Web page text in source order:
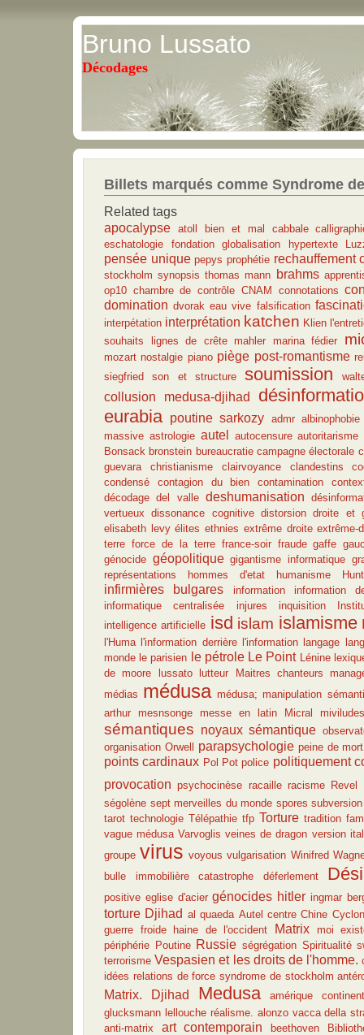
Bruno Lussato
Décodages
Billets marqués comme Syndrome
Related tags
apocalypse atoll bien et mal cabbale
eschatologie
fondation globalisation hypertexte
pensée unique pepys prophétie rechauffement
stockholm synopsis thomas mann brahms
op10 chambre de contrôle CNAM connotations
domination dvorak eau vive falsification
interpétation interprétation katchen Klien
souhaits
lignes de crête mahler marina fédier
mozart nostalgie piano piège post-romantisme
siegfried
son et structure soumission
collusion medusa-djihad
eurabia poutine sarkozy admr albinophobie
massive astrologie autel autocensure autoritarisme
Bonsack bronstein bureaucratie campagne électorale
guevara
christianisme clairvoyance clandestins
condensé
contagion du bien contamination
décodage del valle deshumanisation
vertueux
dissonance cognitive distorsion droite et
elisabeth levy élites ethnies extrême droite extrême-
terre force de la terre france-soir fraude gaffe
génocide géopolitique gigantisme informatique
représentations
hommes d'etat humanisme
infirmières bulgares information
information
informatique centralisée
injures inquisition
intelligence artificielle isd islam islamisme
l'Huma l'information derrière l'information langage
monde le parisien le pétrole Le Point Lénine
de moore
lussato lutteur Maitres chanteurs
médias médusa médusa; manipulation
arthur mesnsonge messe en latin Micral miviludes
sémantiques noyaux sémantique
organisation Orwell parapsychologie peine de mort
points cardinaux Pol Pot police politiquement
provocation psychocinèse racaille racisme Revel
ségolène sept merveilles du monde spores
tarot technologie Télépathie tfp Torture tradition
vague médusa Varvoglis veines de dragon version
groupe virus voyous vulgarisation Winifred
bulle immobilière
catastrophe déferlement
positive eglise d'acier génocides hitler ingmar
torture Djihad al quaeda Autel centre Chine
guerre froide
haine de l'occident Matrix moi
périphérie Poutine Russie ségrégation Spiritualité
terrorisme Vespasien et les droits de l'homme.
idées relations de force syndrome de stockholm
Matrix. Djihad Medusa amérique
glucksmann lellouche réalisme. alonzo vacca della
anti-matrix
art contemporain beethoven